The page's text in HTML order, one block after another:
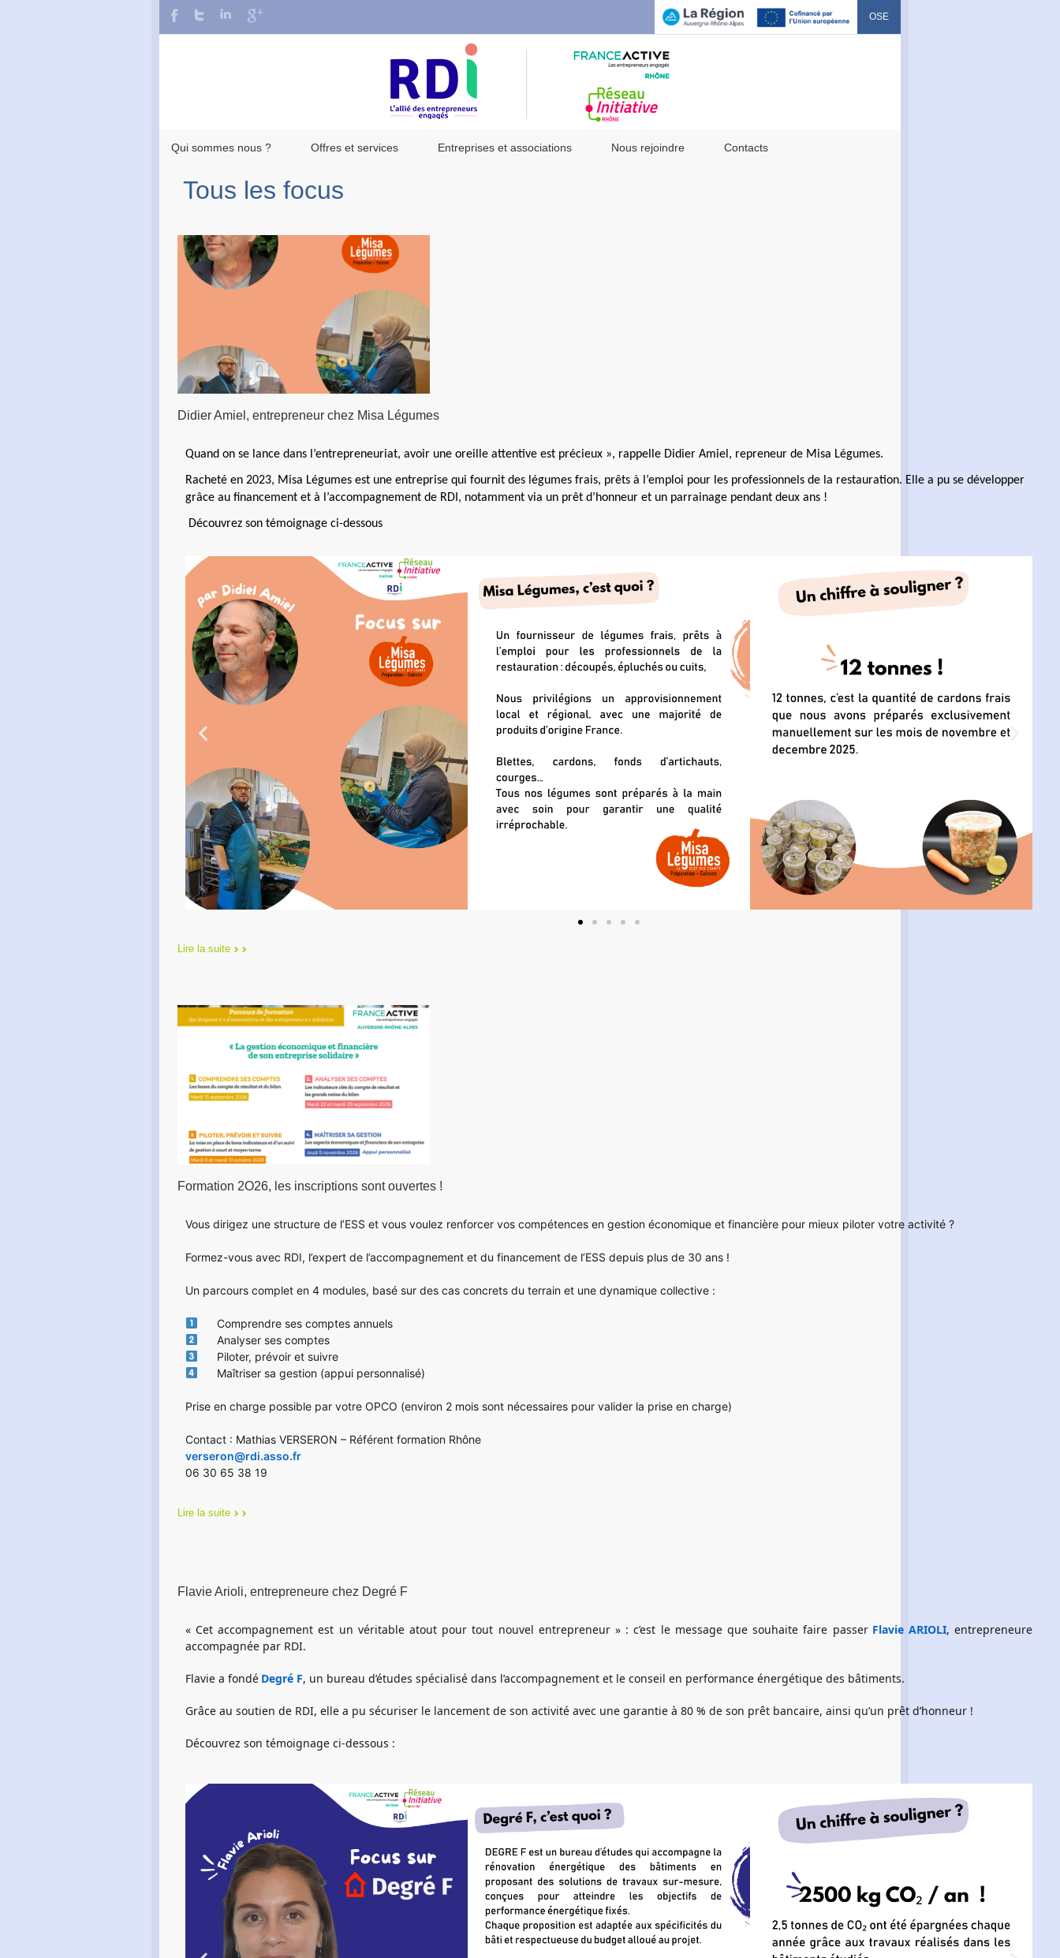
OSE
Qui sommes nous ? Offres et services Entreprises et associations Nous rejoindre Contacts
Tous les focus
Didier Amiel, entrepreneur chez Misa Légumes
Quand on se lance dans l’entrepreneuriat, avoir une oreille attentive est précieux », rappelle Didier Amiel, repreneur de Misa Légumes.
Racheté en 2023, Misa Légumes est une entreprise qui fournit des légumes frais, prêts à l’emploi pour les professionnels de la restauration. Elle a pu se développer
grâce au financement et à l’accompagnement de RDI, notamment via un prêt d’honneur et un parrainage pendant deux ans !
Découvrez son témoignage ci-dessous
Lire la suite
Formation 2O26, les inscriptions sont ouvertes !
Vous dirigez une structure de l’ESS et vous voulez renforcer vos compétences en gestion économique et financière pour mieux piloter votre activité ?
Formez-vous avec RDI, l’expert de l’accompagnement et du financement de l’ESS depuis plus de 30 ans !
Un parcours complet en 4 modules, basé sur des cas concrets du terrain et une dynamique collective :
Comprendre ses comptes annuels
Analyser ses comptes
Piloter, prévoir et suivre
Maîtriser sa gestion (appui personnalisé)
Prise en charge possible par votre OPCO (environ 2 mois sont nécessaires pour valider la prise en charge)
Contact : Mathias VERSERON – Référent formation Rhône
verseron@rdi.asso.fr
06 30 65 38 19
Lire la suite
Flavie Arioli, entrepreneure chez Degré F
« Cet accompagnement est un véritable atout pour tout nouvel entrepreneur » : c’est le message que souhaite faire passer Flavie ARIOLI, entrepreneure
accompagnée par RDI.
Flavie a fondé Degré F, un bureau d’études spécialisé dans l’accompagnement et le conseil en performance énergétique des bâtiments.
Grâce au soutien de RDI, elle a pu sécuriser le lancement de son activité avec une garantie à 80 % de son prêt bancaire, ainsi qu’un prêt d’honneur !
Découvrez son témoignage ci-dessous :